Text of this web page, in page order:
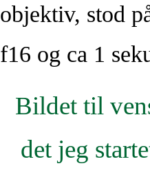
objektiv, stod
f16 og ca 1
Bildet til
det jeg